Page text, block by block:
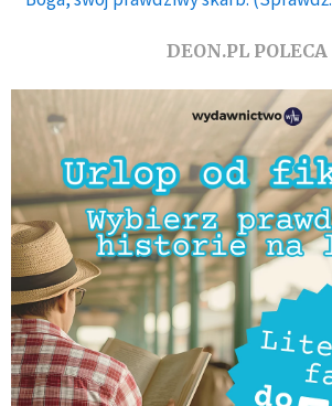
DEON.PL POLECA